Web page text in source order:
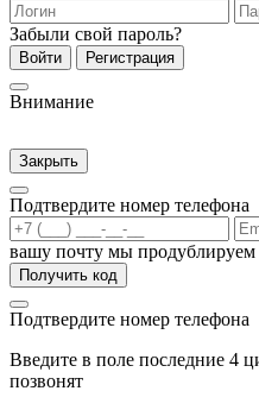
Забыли свой пароль?
Войти Регистрация
Внимание
Закрыть
Подтвердите номер телефона
вашу почту мы продублируем
Получить код
Подтвердите номер телефона
Введите в поле последние 4
позвонят